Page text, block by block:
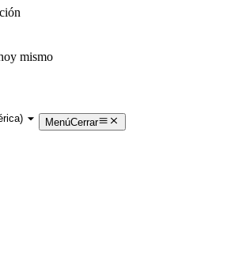
mismo
MenúCerrar